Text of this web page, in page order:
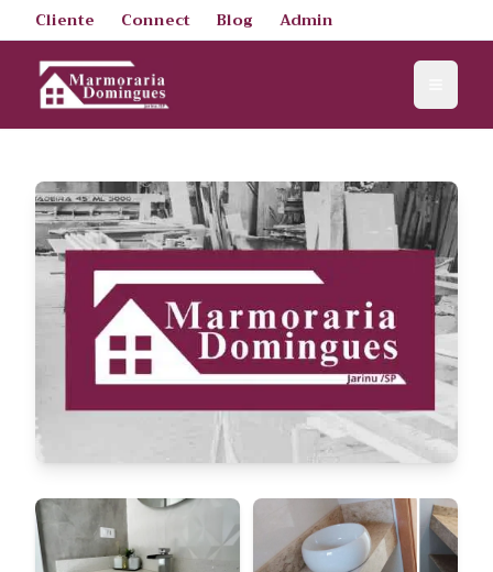
Cliente Connect Blog Admin